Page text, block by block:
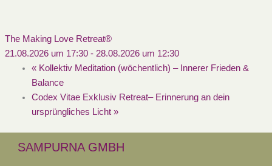
The Making Love Retreat®
21.08.2026 um 17:30- 28.08.2026 um 12:30
«Kollektiv Meditation (wöchentlich) – Innerer Frieden &
Balance
Codex Vitae Exklusiv Retreat– Erinnerung an dein
ursprüngliches Licht »
SAMPURNA GMBH